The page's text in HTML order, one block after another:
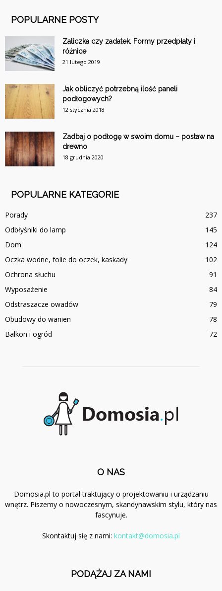
POPULARNE POSTY
Zaliczka czy zadatek. Formy przedpłaty i
różnice
21 lutego 2019
Jak obliczyć potrzebną ilość paneli
podłogowych?
12 stycznia 2018
Zadbaj o podłogę w swoim domu – postaw na
drewno
18 grudnia 2020
POPULARNE KATEGORIE
Porady
237
Odbłyśniki do lamp
145
Dom
124
Oczka wodne, folie do oczek, kaskady
102
Ochrona słuchu
91
Wyposażenie
84
Odstraszacze owadów
79
Obudowy do wanien
78
Balkon i ogród
72
O NAS
Domosia.pl to portal traktujący o projektowaniu i urządzaniu
wnętrz. Piszemy o nowoczesnym, skandynawskim stylu, który nas
fascynuje.
Skontaktuj się z nami: kontakt@domosia.pl
PODĄŻAJ ZA NAMI